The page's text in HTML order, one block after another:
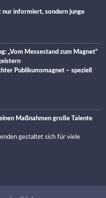
informiert, sondern junge
„Vom Messestand zum Magnet“
Publikumsmagnet – speziell
Maßnahmen große Talente
gestaltet sich für viele